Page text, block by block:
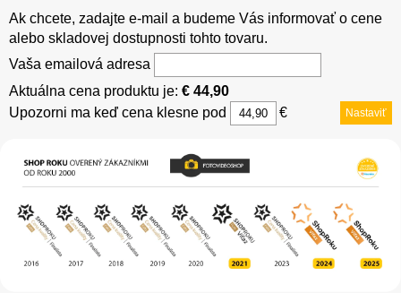
Ak chcete, zadajte e-mail a budeme Vás informovať o cene
alebo skladovej dostupnosti tohto tovaru.
Vaša emailová adresa
Aktuálna cena produktu je: € 44,90
Upozorni ma keď cena klesne pod
€ Nastaviť